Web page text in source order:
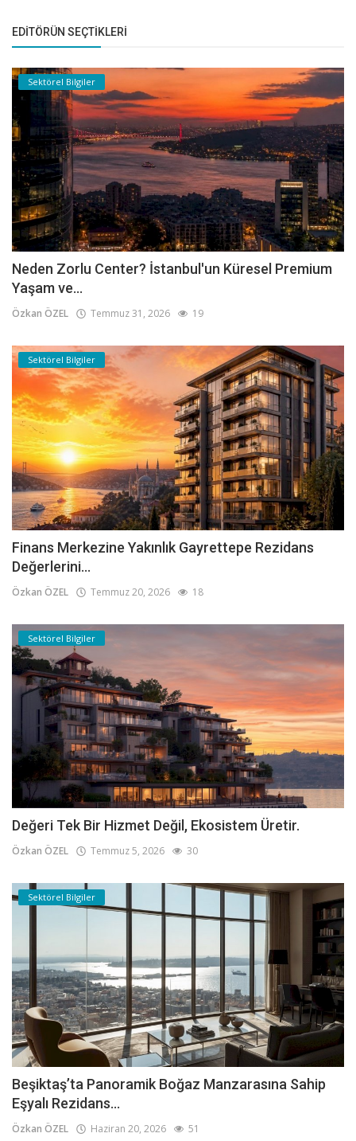
EDITÖRÜN SEÇTIKLERI
Sektörel Bilgiler
Neden Zorlu Center? İstanbul'un Küresel Premium
Yaşam ve...
Özkan ÖZEL Temmuz 31, 2026 19
Sektörel Bilgiler
Finans Merkezine Yakınlık Gayrettepe Rezidans
Değerlerini...
Özkan ÖZEL Temmuz 20, 2026 18
Sektörel Bilgiler
Değeri Tek Bir Hizmet Değil, Ekosistem Üretir.
Özkan ÖZEL Temmuz 5, 2026 30
Sektörel Bilgiler
Beşiktaş’ta Panoramik Boğaz Manzarasına Sahip
Eşyalı Rezidans...
Özkan ÖZEL Haziran 20, 2026 51